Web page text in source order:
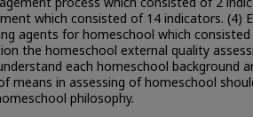
which consisted of 14 indicators. (4)
agents for homeschool which
the homeschool external quality
each homeschool background
means in assessing of homeschool
philosophy.